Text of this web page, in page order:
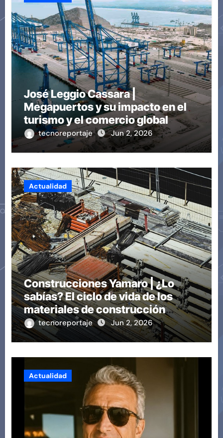
José Leggio Cassara |
Megapuertos y su impacto en el
turismo y el comercio global
tecnoreportaje Jun 2, 2026
Actualidad
Construcciones Yamaro | ¿Lo
sabías? El ciclo de vida de los
materiales de construcción
revoluciona eficiencia en
proyectos modernos
tecnoreportaje Jun 2, 2026
Actualidad